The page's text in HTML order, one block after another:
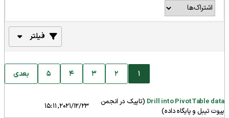
فیلتر
1
2
3
4
5 بعدی
Drill into PivotTable data (تاپیک در انجمن
پیوت تیبل و پایگاه داده)
2021/12/23, 15:11